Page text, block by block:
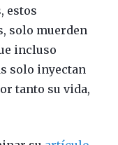
estos
solo muerden
incluso
solo inyectan
tanto su vida,